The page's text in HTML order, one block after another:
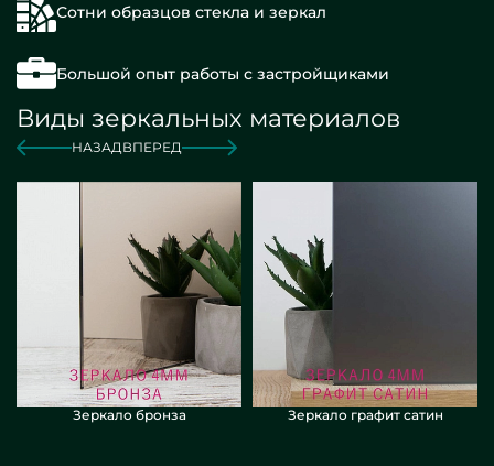
Сотни образцов стекла и зеркал
Большой опыт работы с застройщиками
Виды зеркальных материалов
НАЗАДВПЕРЕД
Зеркало бронза Зеркало графит сатин